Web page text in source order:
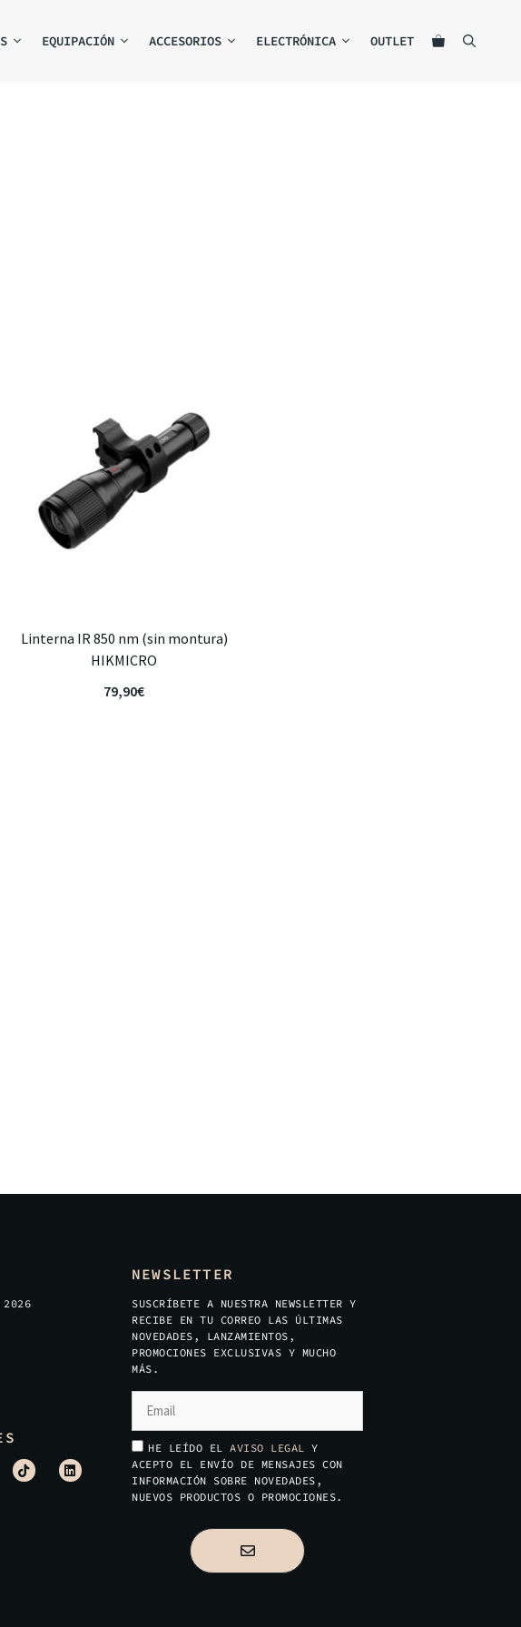
EQUIPACIÓN ACCESORIOS ELECTRÓNICA OUTLET
Linterna IR 850 nm (sin montura)
HIKMICRO
79,90€
2026
NEWSLETTER
SUSCRÍBETE A NUESTRA NEWSLETTER Y
RECIBE EN TU CORREO LAS ÚLTIMAS
NOVEDADES, LANZAMIENTOS,
PROMOCIONES EXCLUSIVAS Y MUCHO
MÁS.
HE LEÍDO EL AVISO LEGAL Y
ACEPTO EL ENVÍO DE MENSAJES CON
INFORMACIÓN SOBRE NOVEDADES,
NUEVOS PRODUCTOS O PROMOCIONES.